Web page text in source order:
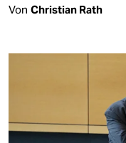
Von Christian Rath